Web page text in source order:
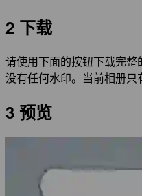
2 下载
请使用下面的按钮下载完整
没有任何水印。当前相册只
3 预览